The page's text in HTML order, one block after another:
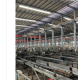
Visite d'usine
Contrôle de